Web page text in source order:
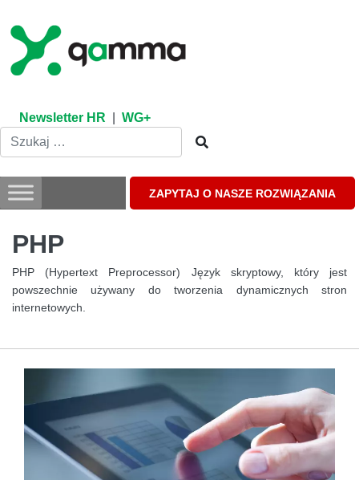
content
Newsletter HR WG+
ZAPYTAJ O NASZE ROZWIĄZANIA
PHP
PHP (Hypertext Preprocessor) Język skryptowy, który jest
powszechnie używany do tworzenia dynamicznych stron
internetowych.